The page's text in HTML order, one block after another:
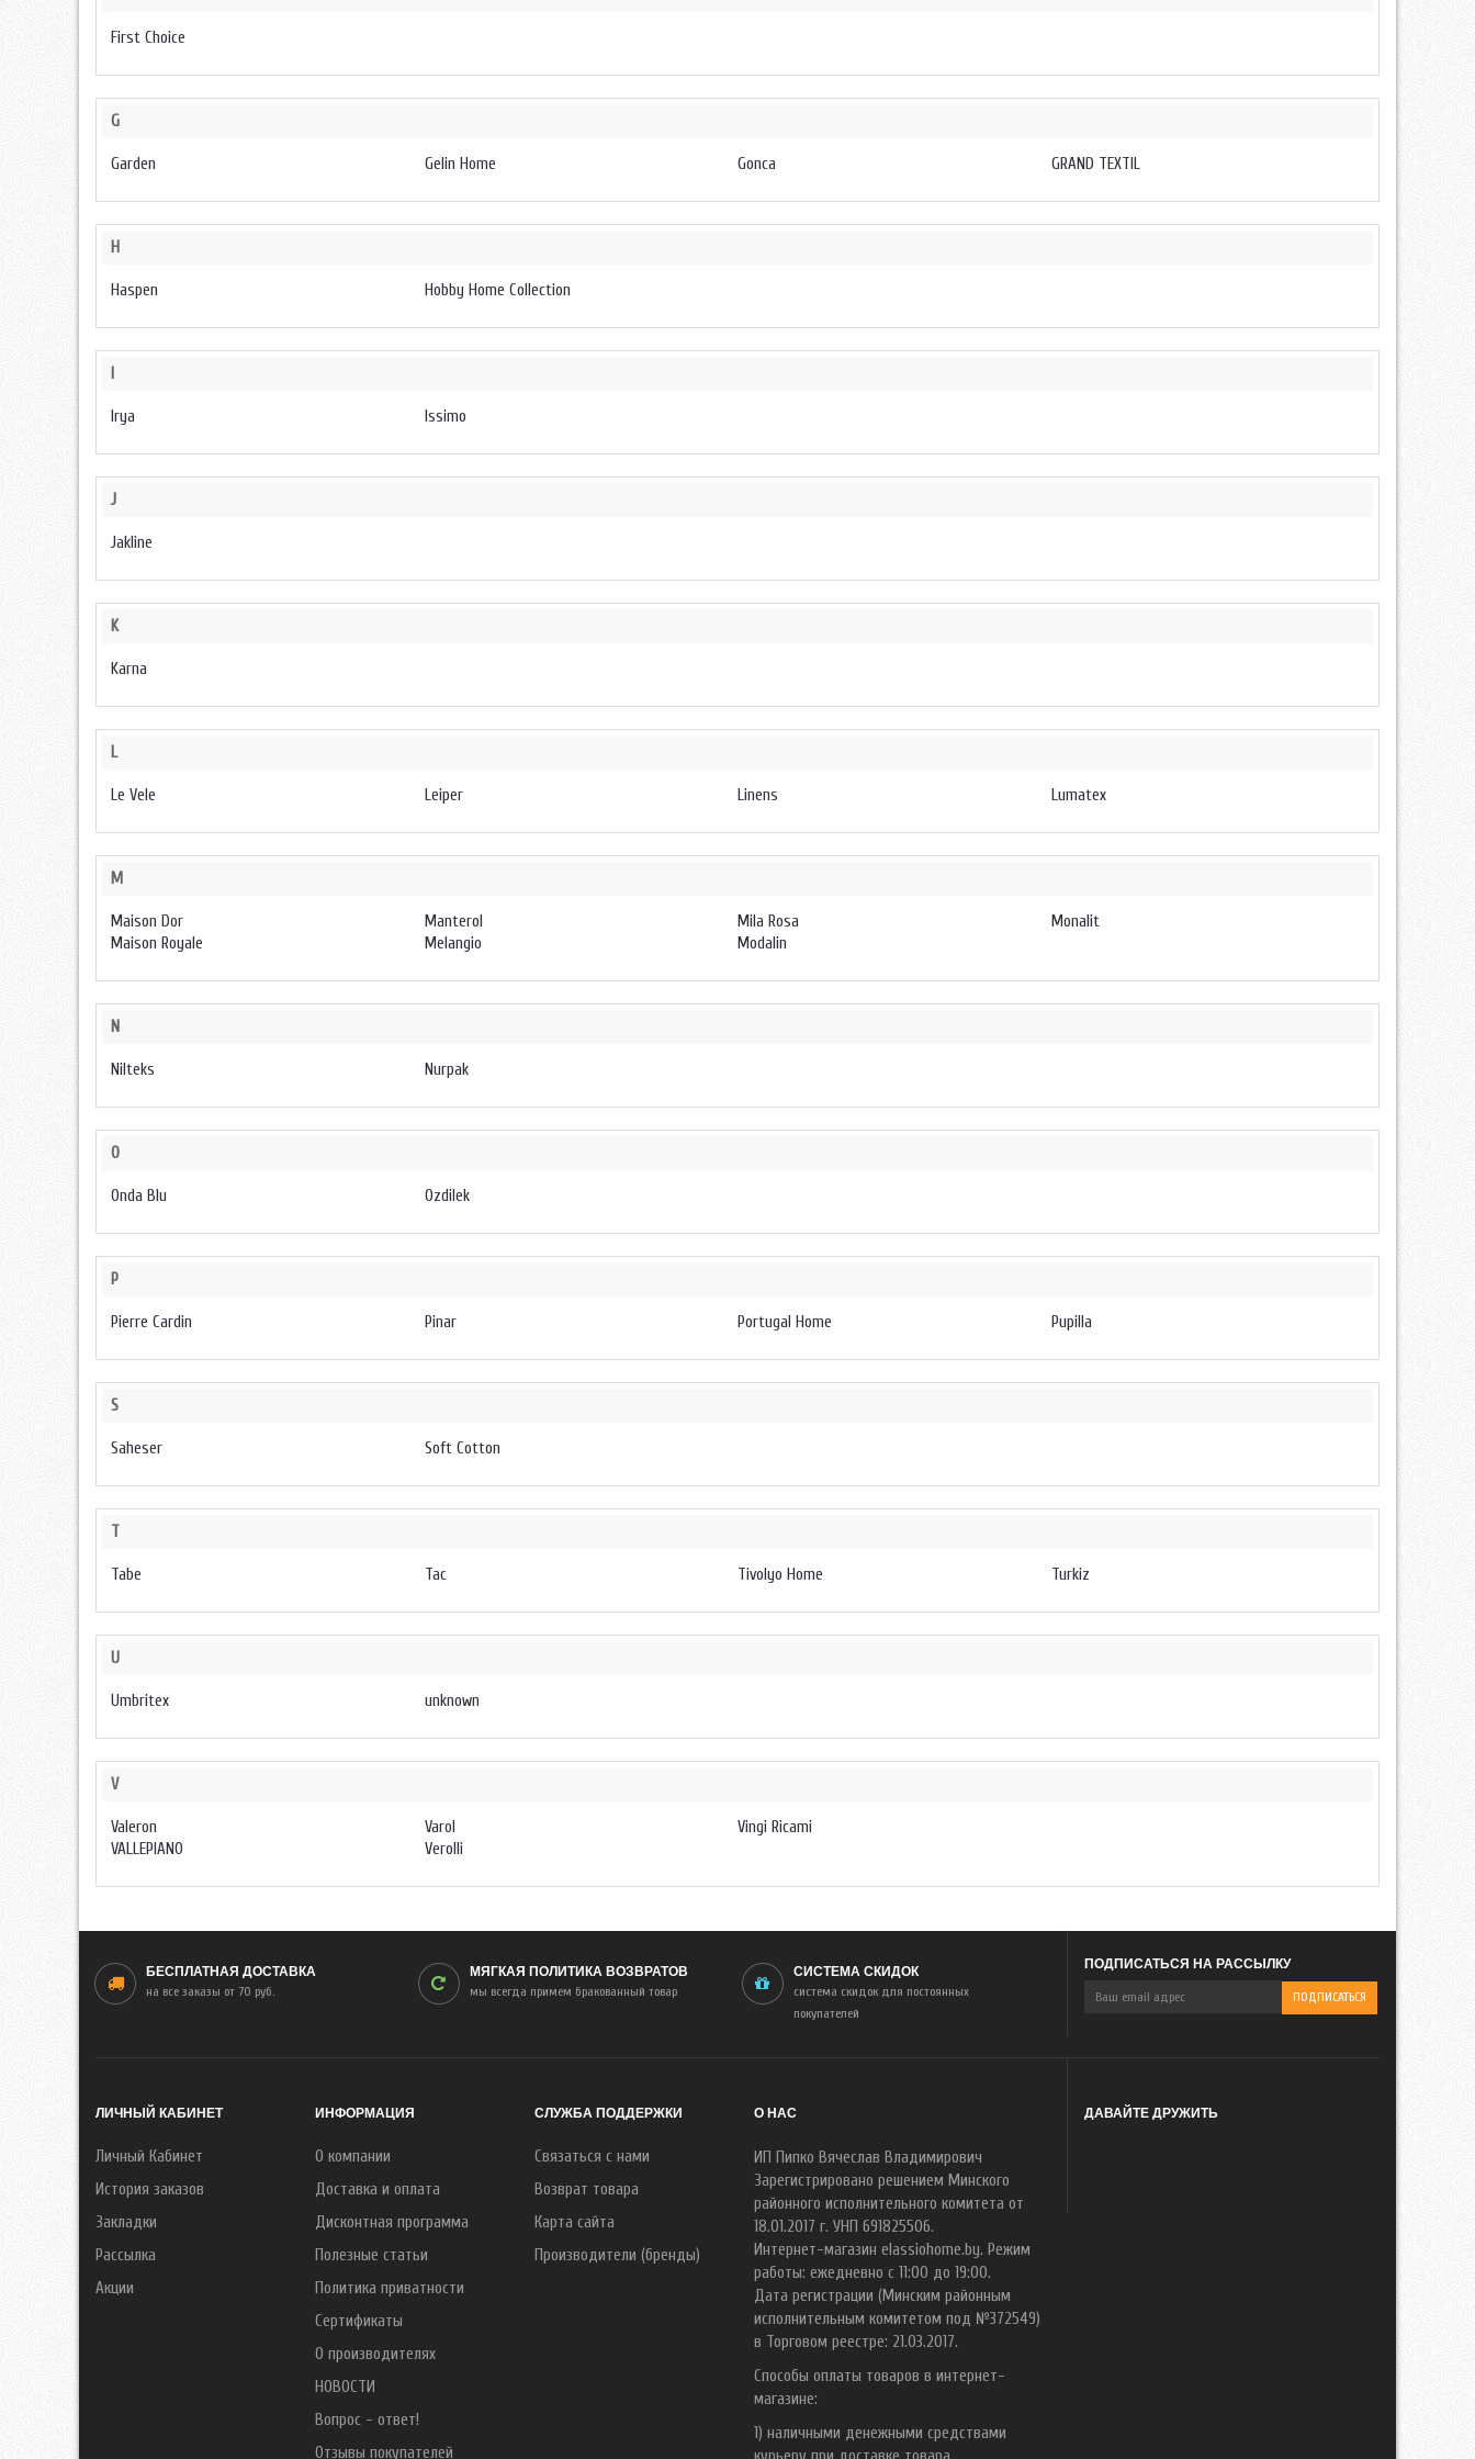
First Choice
G
Garden Gelin Home Gonca GRAND TEXTIL
H
Haspen Hobby Home Collection
Irya Issimo
J
Jakline
K
Karna
L
Le Vele Leiper Linens Lumatex
M
Maison Dor
Maison Royale
Manterol
Melangio
Mila Rosa
Modalin
Monalit
N
Nilteks Nurpak
O
Onda Blu Ozdilek
P
Pierre Cardin Pinar Portugal Home Pupilla
S
Saheser Soft Cotton
T
Tabe Tac Tivolyo Home Turkiz
U
Umbritex unknown
V
Valeron
VALLEPIANO
Varol
Verolli
Vingi Ricami
БЕСПЛАТНАЯ ДОСТАВКА
на все заказы от 70 руб.
МЯГКАЯ ПОЛИТИКА ВОЗВРАТОВ
мы всегда примем бракованный товар
СИСТЕМА СКИДОК
система скидок для постоянных
покупателей
ПОДПИСАТЬСЯ НА РАССЫЛКУ
ЛИЧНЫЙ КАБИНЕТ
Личный Кабинет
История заказов
Закладки
Рассылка
Акции
ИНФОРМАЦИЯ
О компании
Доставка и оплата
Дисконтная программа
Полезные статьи
Политика приватности
Сертификаты
О производителях
НОВОСТИ
Вопрос - ответ!
Отзывы покупателей
СЛУЖБА ПОДДЕРЖКИ
Связаться с нами
Возврат товара
Карта сайта
Производители (бренды)
О НАС
ИП Пипко Вячеслав Владимирович
Зарегистрировано решением Минского
районного исполнительного комитета от
18.01.2017 г. УНП 691825506.
Интернет-магазин elassiohome.by. Режим
работы: ежедневно с 11:00 до 19:00.
Дата регистрации (Минским районным
исполнительным комитетом под №372549)
в Торговом реестре: 21.03.2017.
Способы оплаты товаров в интернет-
магазине:
1) наличными денежными средствами
ДАВАЙТЕ ДРУЖИТЬ